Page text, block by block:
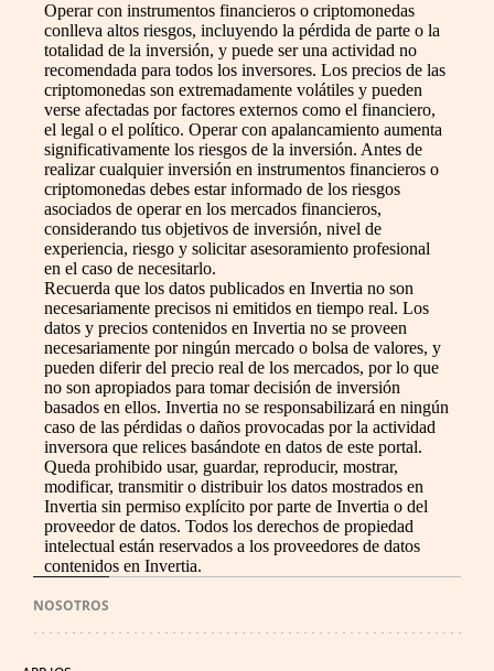
Operar con instrumentos financieros o criptomonedas
conlleva altos riesgos, incluyendo la pérdida de parte o la
totalidad de la inversión, y puede ser una actividad no
recomendada para todos los inversores. Los precios de las
criptomonedas son extremadamente volátiles y pueden
verse afectadas por factores externos como el financiero,
el legal o el político. Operar con apalancamiento aumenta
significativamente los riesgos de la inversión. Antes de
realizar cualquier inversión en instrumentos financieros o
criptomonedas debes estar informado de los riesgos
asociados de operar en los mercados financieros,
considerando tus objetivos de inversión, nivel de
experiencia, riesgo y solicitar asesoramiento profesional
en el caso de necesitarlo.
Recuerda que los datos publicados en Invertia no son
necesariamente precisos ni emitidos en tiempo real. Los
datos y precios contenidos en Invertia no se proveen
necesariamente por ningún mercado o bolsa de valores, y
pueden diferir del precio real de los mercados, por lo que
no son apropiados para tomar decisión de inversión
basados en ellos. Invertia no se responsabilizará en ningún
caso de las pérdidas o daños provocadas por la actividad
inversora que relices basándote en datos de este portal.
Queda prohibido usar, guardar, reproducir, mostrar,
modificar, transmitir o distribuir los datos mostrados en
Invertia sin permiso explícito por parte de Invertia o del
proveedor de datos. Todos los derechos de propiedad
intelectual están reservados a los proveedores de datos
contenidos en Invertia.
NOSOTROS